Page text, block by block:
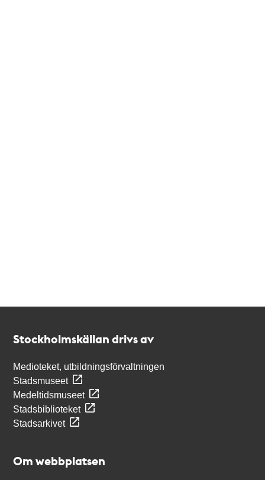
Stockholmskällan drivs av
Medioteket, utbildningsförvaltningen
Stadsmuseet
Medeltidsmuseet
Stadsbiblioteket
Stadsarkivet
Om webbplatsen